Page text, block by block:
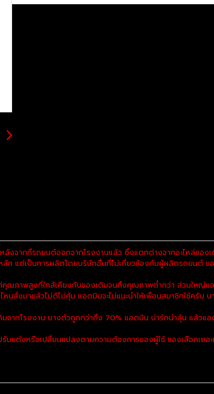
จากที่รถยนต์ออกจากโรงงานแล้ว ซึ่งแตกต่างจากอะไหล่ขอ
แต่เป็นการผลิตโดยบริษัทอื่นที่ไม่เกี่ยวข้องกับผู้ผลิตรถยนต์ ข
ภาพสูงที่ใกล้เคียงกับของเดิมจนถึงคุณภาพต่ำกว่า ส่วนใหญ่แ
นสั่งมาแล้วไม่ดีไม่คุ้ม แอดมินจะไม่แนะนำให้เพื่อนสมาชิกใช้ครับ
มจากโรงงาน บางตัวถูกกว่าถึง 70% แอดมิน น่ารักน่าลุ้น แล้ว
ต่งหรือเปลี่ยนแปลงตามความต้องการของผู้ใช้ ของเลือกเยอะ